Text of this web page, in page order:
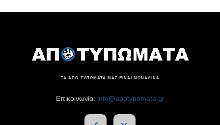
- ΤΑ ΑΠΟ-ΤΥΠΩΜΑΤΑ ΜΑΣ ΕΙΝΑΙ ΜΟΝΑΔΙΚΑ -
Επικοινωνία: info@apotypomata.gr